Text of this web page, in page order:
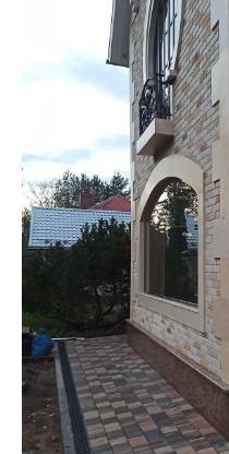
стекла и
д. Пески, Ломоносовский район,
Торгово-Промышленная ул. д.30
тел/факс:8 (812) 408-49-90
E-mail:info@nakvadrate.ru
© 2010-2025 ООО
Все права